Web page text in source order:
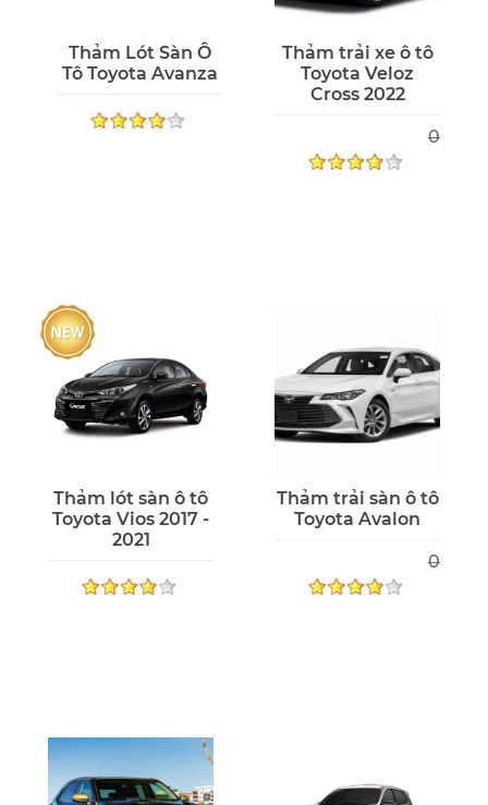
Thảm Lót Sàn Ô
Tô Toyota Avanza
Thảm trải xe ô tô
Toyota Veloz
Cross 2022
0
Thảm lót sàn ô tô
Toyota Vios 2017 -
2021
Thảm trải sàn ô tô
Toyota Avalon
0